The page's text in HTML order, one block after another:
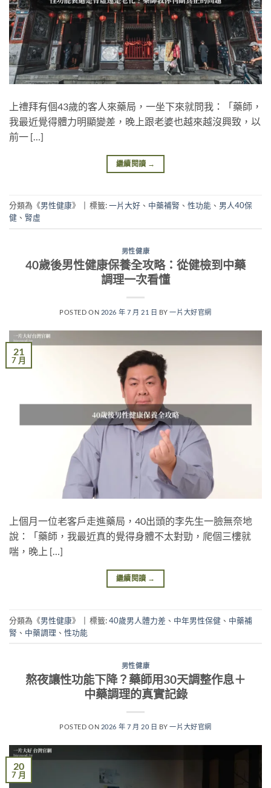
上禮拜有個43歲的客人來藥局，一坐下來就問我：「藥師，
我最近覺得體力明顯變差，晚上跟老婆也越來越沒興致，以
前一 […]
繼續閱讀 →
分類為《男性健康》 標籤:一片大好 、 中藥補腎 、 性功能 、 男人40保
健 、 腎虛
男性健康
40歲後男性健康保養全攻略：從健檢到中藥
調理一次看懂
POSTED ON 2026 年 7 月 21 日 BY一片大好官網
21
7 月
上個月一位老客戶走進藥局，40出頭的李先生一臉無奈地
說：「藥師，我最近真的覺得身體不太對勁，爬個三樓就
喘，晚上 […]
繼續閱讀 →
分類為《男性健康》 | 標籤:40歲男人體力差 、 中年男性保健 、 中藥補
腎 、 中藥調理 、 性功能
男性健康
熬夜讓性功能下降？藥師用30天調整作息＋
中藥調理的真實記錄
POSTED ON 2026 年 7 月 20 日 BY一片大好官網
20
7 月